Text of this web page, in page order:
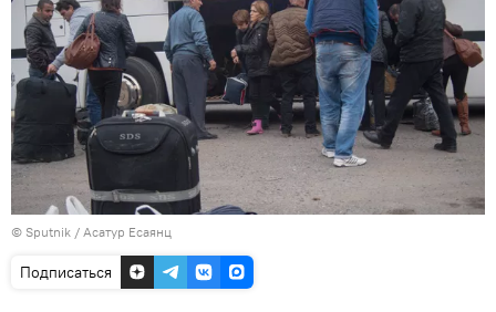
© Sputnik / Асатур Есаянц
Подписаться